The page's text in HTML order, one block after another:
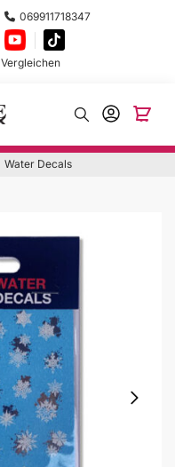
069911718347
Vergleichen
Water Decals